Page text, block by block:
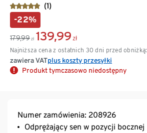
(1)
-22%
179,99 zł 139,99 zł
Najniższa cena z ostatnich 30 dni przed obniżką:
zawiera VATplus koszty przesyłki
Produkt tymczasowo niedostępny
Numer zamówienia: 208926
Odprężający sen w pozycji bocznej